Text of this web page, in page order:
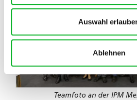
Auswahl
Ablehnen
Teamfoto an der IPM